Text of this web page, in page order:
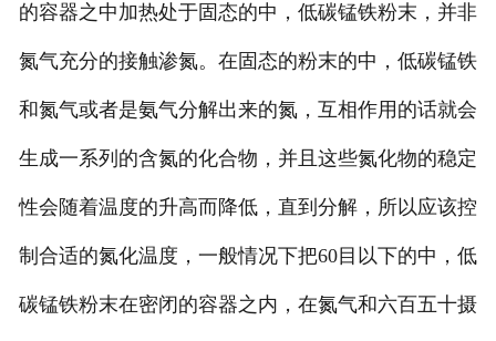
的容器之中加热处于固态的中，低碳锰铁粉末，并非
氮气充分的接触渗氮。在固态的粉末的中，低碳锰铁
和氮气或者是氨气分解出来的氮，互相作用的话就会
生成一系列的含氮的化合物，并且这些氮化物的稳定
性会随着温度的升高而降低，直到分解，所以应该控
制合适的氮化温度，一般情况下把60目以下的中，低
碳锰铁粉末在密闭的容器之内，在氮气和六百五十摄